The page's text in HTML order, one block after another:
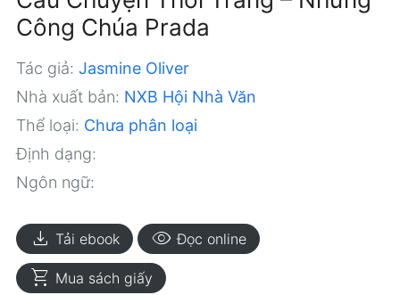
Công Chúa Prada
Tác giả: Jasmine Oliver
Nhà xuất bản: NXB Hội Nhà Văn
Thể loại: Chưa phân loại
Định dạng:
Ngôn ngữ:
download Tải ebook visibility Đọc online
shopping_cart Mua sách giấy